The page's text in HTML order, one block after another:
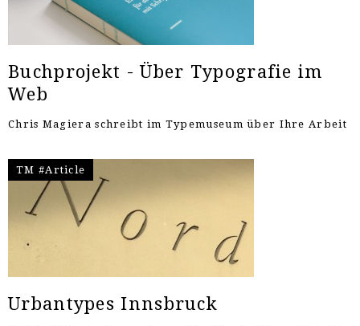
Buchprojekt - Über Typografie im
Web
Chris Magiera schreibt im Typemuseum über Ihre Arbeit
TM #Article
Urbantypes Innsbruck